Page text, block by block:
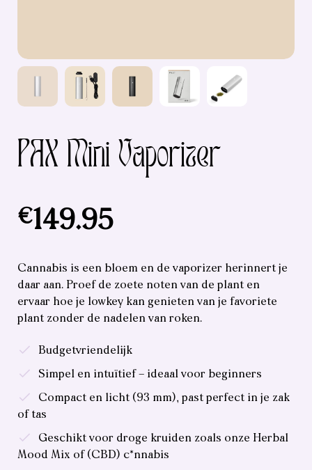
PAX Mini Vaporizer
€149.95
Cannabis is een bloem en de vaporizer herinnert je
daar aan. Proef de zoete noten van de plant en
ervaar hoe je lowkey kan genieten van je favoriete
plant zonder de nadelen van roken.
Budgetvriendelijk
Simpel en intuïtief – ideaal voor beginners
Compact en licht (93 mm), past perfect in je zak
of tas
Geschikt voor droge kruiden zoals onze Herbal
Mood Mix of (CBD) c*nnabis